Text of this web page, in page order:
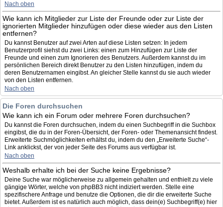
Nach oben
Wie kann ich Mitglieder zur Liste der Freunde oder zur Liste der
ignorierten Mitglieder hinzufügen oder diese wieder aus den Listen
entfernen?
Du kannst Benutzer auf zwei Arten auf diese Listen setzen: In jedem
Benutzerprofil siehst du zwei Links: einen zum Hinzufügen zur Liste der
Freunde und einen zum Ignorieren des Benutzers. Außerdem kannst du im
persönlichen Bereich direkt Benutzer zu den Listen hinzufügen, indem du
deren Benutzernamen eingibst. An gleicher Stelle kannst du sie auch wieder
von den Listen entfernen.
Nach oben
Die Foren durchsuchen
Wie kann ich ein Forum oder mehrere Foren durchsuchen?
Du kannst die Foren durchsuchen, indem du einen Suchbegriff in die Suchbox
eingibst, die du in der Foren-Übersicht, der Foren- oder Themenansicht findest.
Erweiterte Suchmöglichkeiten erhältst du, indem du den „Erweiterte Suche“-
Link anklickst, der von jeder Seite des Forums aus verfügbar ist.
Nach oben
Weshalb erhalte ich bei der Suche keine Ergebnisse?
Deine Suche war möglicherweise zu allgemein gehalten und enthielt zu viele
gängige Wörter, welche von phpBB3 nicht indiziert werden. Stelle eine
spezifischere Anfrage und benutze die Optionen, die dir die erweiterte Suche
bietet. Außerdem ist es natürlich auch möglich, dass dein(e) Suchbegriff(e) hier